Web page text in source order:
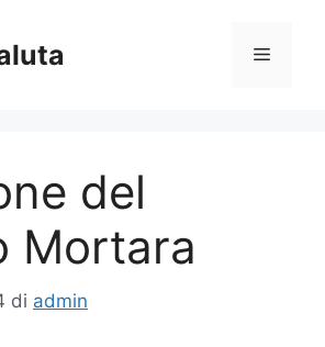
Menu
del
Mortara
di admin